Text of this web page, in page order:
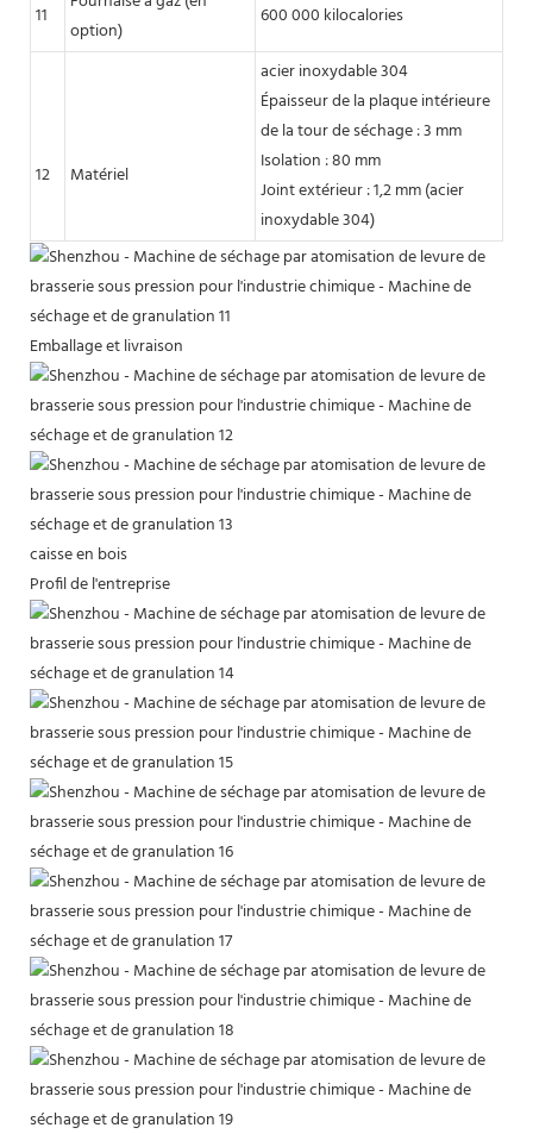
11
option)
600 000 kilocalories
12 Matériel
acier inoxydable 304
Épaisseur de la plaque intérieure
de la tour de séchage : 3 mm
Isolation : 80 mm
Joint extérieur : 1,2 mm (acier
inoxydable 304)
Emballage et livraison
caisse en bois
Profil de l'entreprise